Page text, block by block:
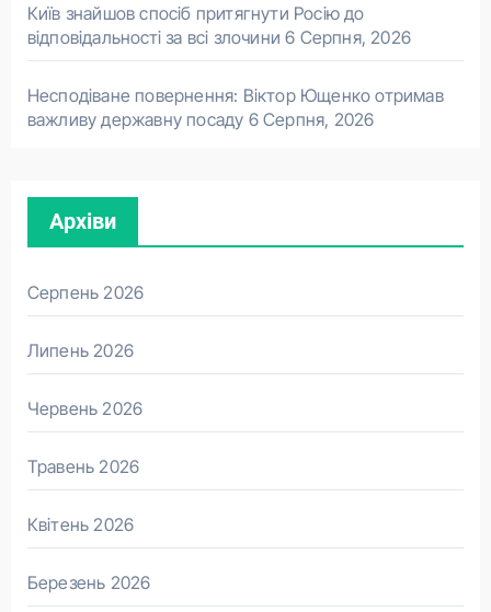
Київ знайшов спосіб притягнути Росію до
відповідальності за всі злочини 6 Серпня, 2026
Несподіване повернення: Віктор Ющенко отримав
важливу державну посаду 6 Серпня, 2026
Архіви
Серпень 2026
Липень 2026
Червень 2026
Травень 2026
Квітень 2026
Березень 2026